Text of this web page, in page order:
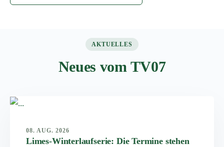
AKTUELLES
Neues vom TV07
08. AUG. 2026
Limes-Winterlaufserie: Die Termine stehen